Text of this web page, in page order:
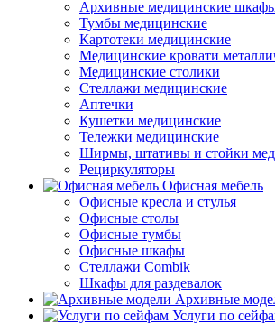
Архивные медицинские
Тумбы медицинские
Картотеки медицинские
Медицинские кровати
Медицинские столики
Стеллажи медицинские
Аптечки
Кушетки медицинские
Тележки медицинские
Ширмы, штативы и стойки
Рециркуляторы
Офисная мебель
Офисные кресла и стулья
Офисные столы
Офисные тумбы
Офисные шкафы
Стеллажи Combik
Шкафы для раздевалок
Архивные
Услуги по